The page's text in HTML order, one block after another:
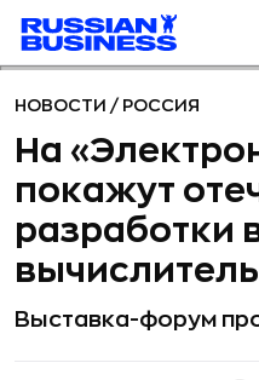
НОВОСТИ / РОССИЯ
На
покажут
разработки
Выставка-форум